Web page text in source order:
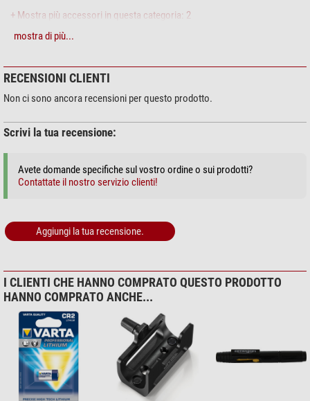
+ Mostra più accessori in questa categoria: 2
Cura & Pulizia > Liquidi e kit per pulizia (4)
$ 1,90*
Cura & Pulizia > Altro (2)
$ 6,90*
* Tutti i prezzi includono IVA e costi di spedizione.
mostra di più...
RECENSIONI CLIENTI
Non ci sono ancora recensioni per questo prodotto.
Scrivi la tua recensione:
Avete domande specifiche sul vostro ordine o sui prodotti?
Contattate il nostro servizio clienti!
Aggiungi la tua recensione.
I CLIENTI CHE HANNO COMPRATO QUESTO PRODOTTO
HANNO COMPRATO ANCHE...